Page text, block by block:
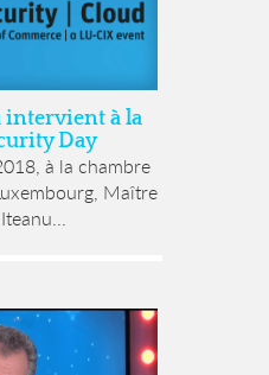
à la
Day
à la chambre
Maître